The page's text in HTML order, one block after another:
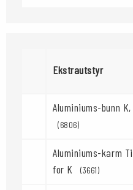
Ekstrautstyr
Aluminiums-bunn
(6806)
Aluminiums-karm
for K
(3661)